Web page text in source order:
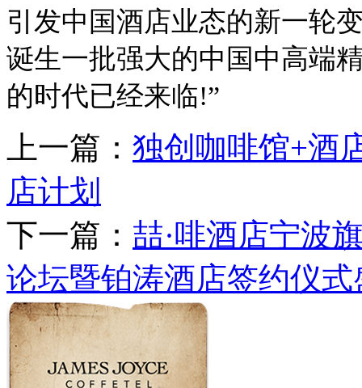
引发中国酒店业态的新一轮
诞生一批强大的中国中高端
的时代已经来临!”
上一篇： 独创咖啡馆+酒
店计划
下一篇： 喆·啡酒店宁波
论坛暨铂涛酒店签约仪